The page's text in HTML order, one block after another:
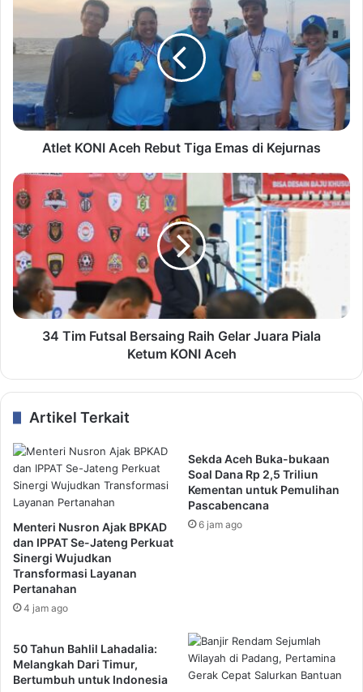
Atlet KONI Aceh Rebut Tiga Emas di Kejurnas
34 Tim Futsal Bersaing Raih Gelar Juara Piala
Ketum KONI Aceh
Artikel Terkait
Menteri Nusron Ajak BPKAD
dan IPPAT Se-Jateng Perkuat
Sinergi Wujudkan
Transformasi Layanan
Pertanahan
4 jam ago
Sekda Aceh Buka-bukaan
Soal Dana Rp 2,5 Triliun
Kementan untuk Pemulihan
Pascabencana
6 jam ago
50 Tahun Bahlil Lahadalia:
Melangkah Dari Timur,
Bertumbuh untuk Indonesia